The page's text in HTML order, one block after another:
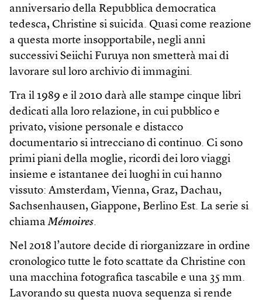
anniversario della Repubblica democratica
tedesca, Christine si suicida. Quasi come reazione
a questa morte insopportabile, negli anni
successivi Seiichi Furuya non smetterà mai di
lavorare sul loro archivio di immagini.
Tra il 1989 e il 2010 darà alle stampe cinque libri
dedicati alla loro relazione, in cui pubblico e
privato, visione personale e distacco
documentario si intrecciano di continuo. Ci sono
primi piani della moglie, ricordi dei loro viaggi
insieme e istantanee dei luoghi in cui hanno
vissuto: Amsterdam, Vienna, Graz, Dachau,
Sachsenhausen, Giappone, Berlino Est. La serie si
chiamaMémoires.
Nel 2018 l’autore decide di riorganizzare in ordine
cronologico tutte le foto scattate da Christine con
una macchina fotografica tascabile e una 35 mm.
Lavorando su questa nuova sequenza si rende